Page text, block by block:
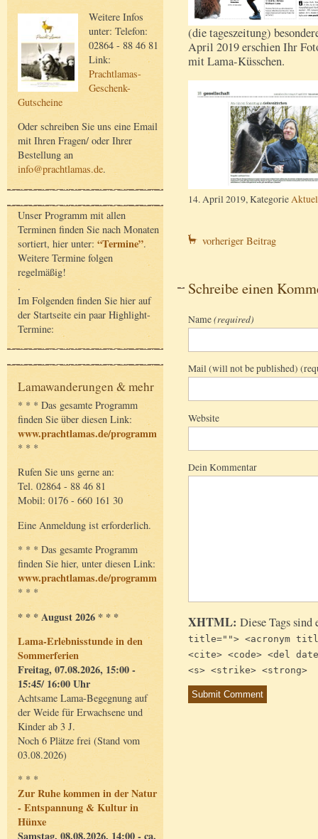
Weitere Infos
unter: Telefon:
02864 - 88 46 81
Link:
Prachtlamas-
Geschenk-
Gutscheine
Oder schreiben Sie uns eine Email
mit Ihren Fragen/ oder Ihrer
Bestellung an
info@prachtlamas.de.
Unser Programm mit allen
Terminen finden Sie nach Monaten
sortiert, hier unter: “Termine”.
Weitere Termine folgen
regelmäßig!
.
Im Folgenden finden Sie hier auf
der Startseite ein paar Highlight-
Termine:
Lamawanderungen & mehr
* * * Das gesamte Programm
finden Sie über diesen Link:
www.prachtlamas.de/programm
* * *
Rufen Sie uns gerne an:
Tel. 02864 - 88 46 81
Mobil: 0176 - 660 161 30
Eine Anmeldung ist erforderlich.
* * * Das gesamte Programm
finden Sie hier, unter diesen Link:
www.prachtlamas.de/programm
* * *
* * * August 2026 * * *
Lama-Erlebnisstunde in den
Sommerferien
Freitag, 07.08.2026, 15:00 -
15:45/ 16:00 Uhr
Achtsame Lama-Begegnung auf
der Weide für Erwachsene und
Kinder ab 3 J.
Noch 6 Plätze frei (Stand vom
03.08.2026)
* * *
Zur Ruhe kommen in der Natur
- Entspannung & Kultur in
Hünxe
Samstag, 08.08.2026, 14:00 - ca.
(die tageszeitung)
April 2019 erschien Ihr
mit Lama-Küsschen.
14. April 2019, Kategorie
vorheriger Beitrag
Schreibe einen
Name(required)
Mail (will not be published)
Website
Dein Kommentar
XHTML: Diese Tags
title=""> <acronym
<cite> <code> <del
<s> <strike> <strong>